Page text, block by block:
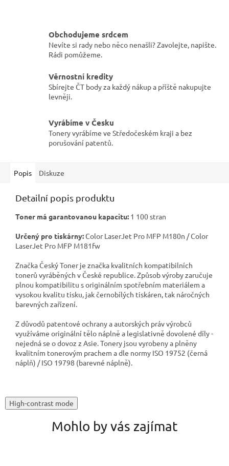
Obchodujeme srdcem
Nevíte si rady nebo něco nenašli? Zavolejte, napište.
Rádi pomůžeme.
Věrnostní kredity
Sbírejte ČT body za každý nákup a příště nakupujte
levněji.
Vyrábíme v Česku
Tonery vyrábíme ve Středočeském kraji a bez
porušování patentů.
Popis Diskuze
Detailní popis produktu
Toner má garantovanou kapacitu: 1 100 stran
Určený pro tiskárny:Color LaserJet Pro MFP M180n / Color
LaserJet Pro MFP M181fw
Značka Český Toner je značka kvalitních kompatibilních
tonerů vyráběných v České republice. Způsob výroby zaručuje
plnou kompatibilitu s originálním spotřebním materiálem a
vysokou kvalitu tisku, jak černobílých tiskáren, tak náročných
barevných zařízení.
Z důvodů patentové ochrany a autorských práv výrobců
využíváme originální tělo náplně a legislativně dovolené díly -
nejedná se o dovoz z Asie. Tonery jsou vyrobeny a plněny
kvalitním tonerovým prachem a dle normy ISO 19752 (černá
náplň) / ISO 19798 (barevné náplně).
High-contrast mode
Mohlo by vás zajímat